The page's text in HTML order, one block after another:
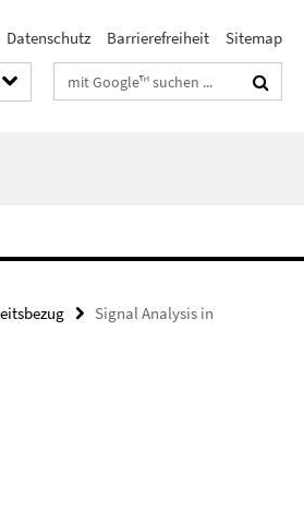
Datenschutz Barrierefreiheit Sitemap
Suchbegriffe
Signal Analysis in